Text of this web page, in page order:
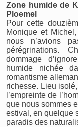
Zone humide de
Ploemel
Pour cette
Monique et
nous n’avions
pérégrinations.
dommage
humide nichée
romantisme
richesse. Lieu
l’empreinte de
que nous sommes
estival, en quelque
paradis des